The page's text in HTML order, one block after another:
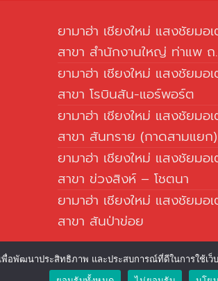
ยามาฮ่า เชียงใหม่ แสงชัยมอ
สาขา สำนักงานใหญ่ ท่าแพ ถ.
ยามาฮ่า เชียงใหม่ แสงชัยมอ
สาขา โรบินสัน-แอร์พอร์ต
ยามาฮ่า เชียงใหม่ แสงชัยมอ
สาขา สันทราย (กาดสามแยก)
ยามาฮ่า เชียงใหม่ แสงชัยมอ
สาขา ข่วงสิงห์ – โชตนา
ยามาฮ่า เชียงใหม่ แสงชัยมอ
สาขา สันป่าข่อย
พื่อพัฒนาประสิทธิภาพ และประสบการณ์ที่ดีในการใช้